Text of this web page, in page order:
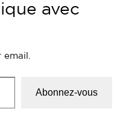
avec
Abonnez-vous